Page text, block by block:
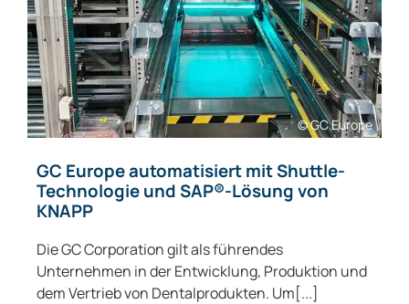
© GC Europe
GC Europe automatisiert mit Shuttle-
Technologie und SAP®-Lösung von
KNAPP
Die GC Corporation gilt als führendes
Unternehmen in der Entwicklung, Produktion und
dem Vertrieb von Dentalprodukten. Um[...]